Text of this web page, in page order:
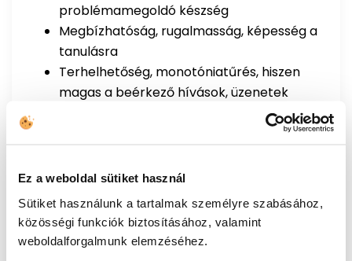
Ez a weboldal sütiket használ
Sütiket használunk a tartalmak személyre szabásához,
közösségi funkciók biztosításához, valamint
weboldalforgalmunk elemzéséhez.
problémamegoldó készség
Megbízhatóság, rugalmasság, képesség a
tanulásra
Terhelhetőség, monotóniatűrés, hiszen
magas a beérkező hívások, üzenetek
„Összetett kampányról
beszélünk, az operátorok
számára az előzetes